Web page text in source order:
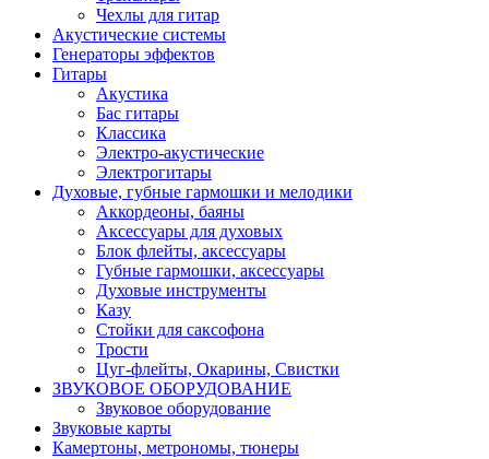
Чехлы для гитар
Акустические системы
Генераторы эффектов
Гитары
Акустика
Бас гитары
Классика
Электро-акустические
Электрогитары
Духовые, губные гармошки и мелодики
Аккордеоны, баяны
Аксессуары для духовых
Блок флейты, аксессуары
Губные гармошки, аксессуары
Духовые инструменты
Казу
Стойки для саксофона
Трости
Цуг-флейты, Окарины, Свистки
ЗВУКОВОЕ ОБОРУДОВАНИЕ
Звуковое оборудование
Звуковые карты
Камертоны, метрономы, тюнеры